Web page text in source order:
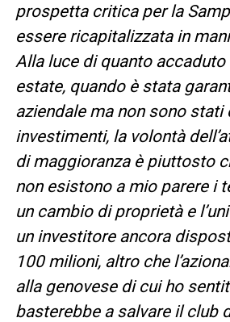
prospetta critica per la
essere ricapitalizzata in
Alla luce di quanto accaduto
estate, quando è stata
aziendale ma non sono stati
investimenti, la volontà
di maggioranza è piuttosto
non esistono a mio parere i
un cambio di proprietà e
un investitore ancora
100 milioni, altro che
alla genovese di cui ho
basterebbe a salvare il club